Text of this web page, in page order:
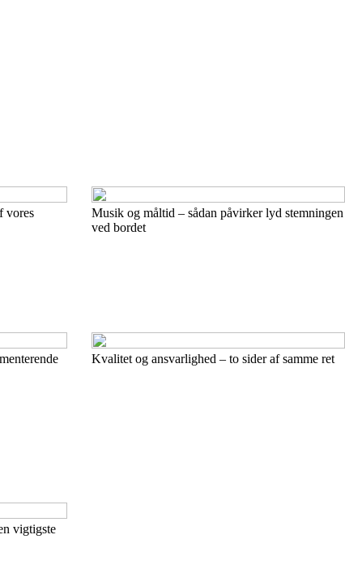
vores
Musik og måltid – sådan påvirker lyd stemningen
ved bordet
Kvalitet og ansvarlighed – to sider af samme ret
vigtigste